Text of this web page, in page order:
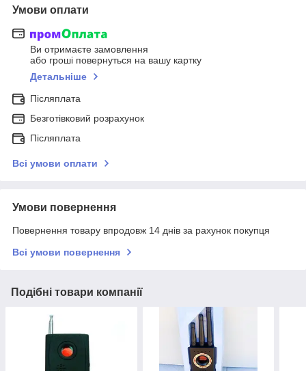
Умови оплати
Ви отримаєте замовлення
або гроші повернуться на вашу картку
Детальніше
Післяплата
Безготівковий розрахунок
Післяплата
Всі умови оплати
Умови повернення
Повернення товару впродовж 14 днів за рахунок покупця
Всі умови повернення
Подібні товари компанії